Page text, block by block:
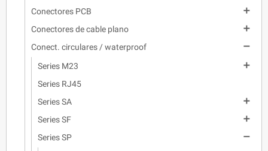
Conectores PCB

Conectores de cable plano

Conect. circulares / waterproof

Series M23

Series RJ45
Series SA

Series SF

Series SP
